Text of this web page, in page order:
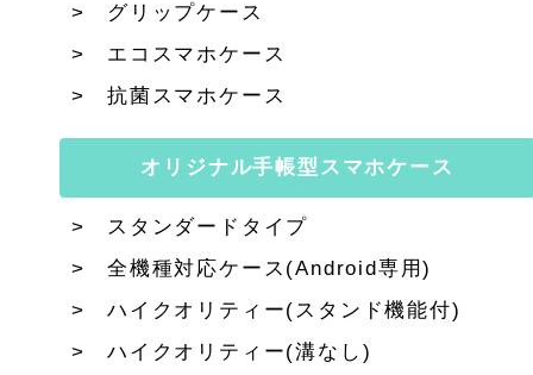
グリップケース
エコスマホケース
抗菌スマホケース
オリジナル手帳型スマホケース
スタンダードタイプ
全機種対応ケース(Android専用)
ハイクオリティー(スタンド機能付)
ハイクオリティー(溝なし)